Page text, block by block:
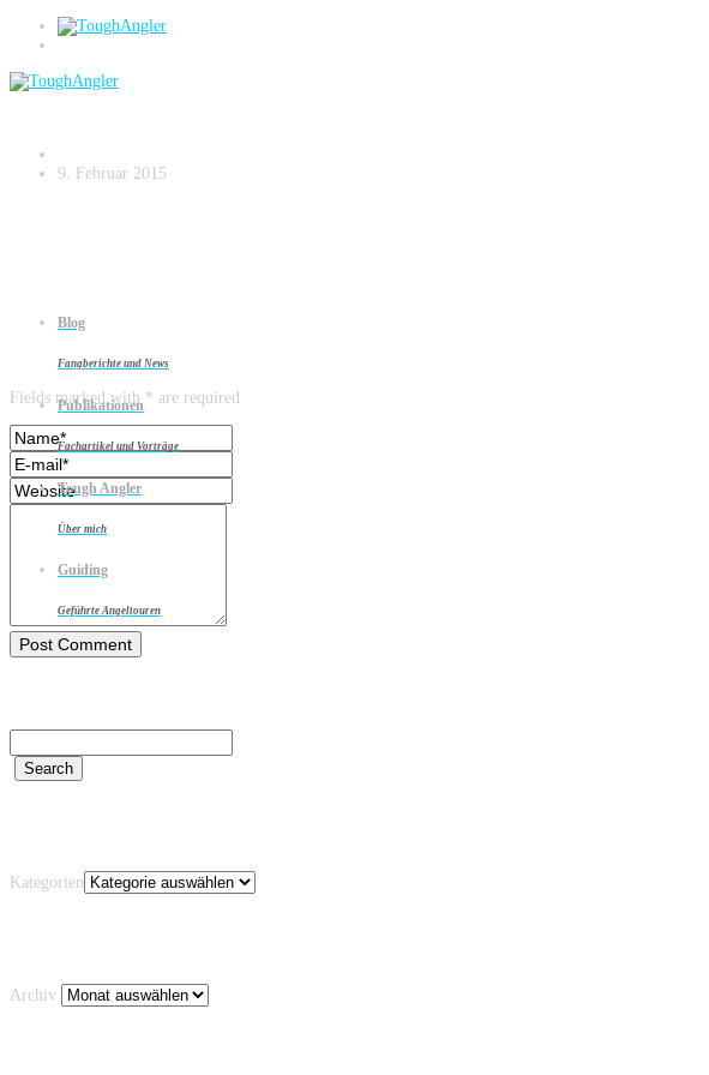
Blog
Fangberichte und News
Publikationen
Fachartikel und Vorträge
Tough Angler
Über mich
Guiding
Geführte Angeltouren
Zanderangeln am Strom – small.039
9. Februar 2015
Leave a reply
Fields marked with * are required
Kategorien
Archiv